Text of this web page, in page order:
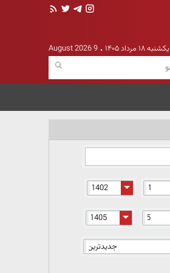
یکشنبه ۱۸ مرداد ۱۴۰۵ 9 August 2026